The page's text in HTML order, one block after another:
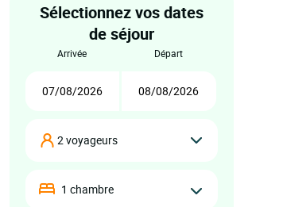
Sélectionnez vos dates
de séjour
arrivée départ
2 voyageurs
1 chambre